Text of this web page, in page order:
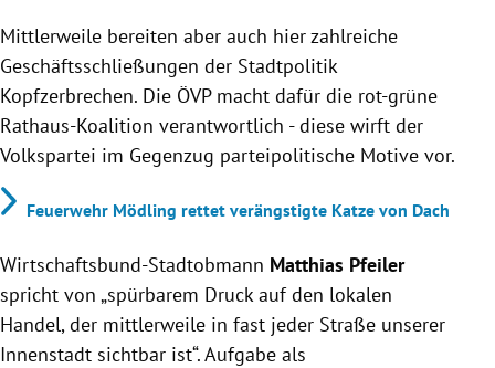
Mittlerweile bereiten aber auch hier zahlreiche
Geschäftsschließungen der Stadtpolitik
Kopfzerbrechen. Die ÖVP macht dafür die rot-grüne
Rathaus-Koalition verantwortlich - diese wirft der
Volkspartei im Gegenzug parteipolitische Motive vor.
Feuerwehr Mödling rettet verängstigte Katze von Dach
Wirtschaftsbund-Stadtobmann Matthias Pfeiler
spricht von „spürbarem Druck auf den lokalen
Handel, der mittlerweile in fast jeder Straße unserer
Innenstadt sichtbar ist“. Aufgabe als